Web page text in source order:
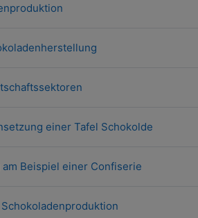
einer Tafel Schokolde
Beispiel einer Confiserie